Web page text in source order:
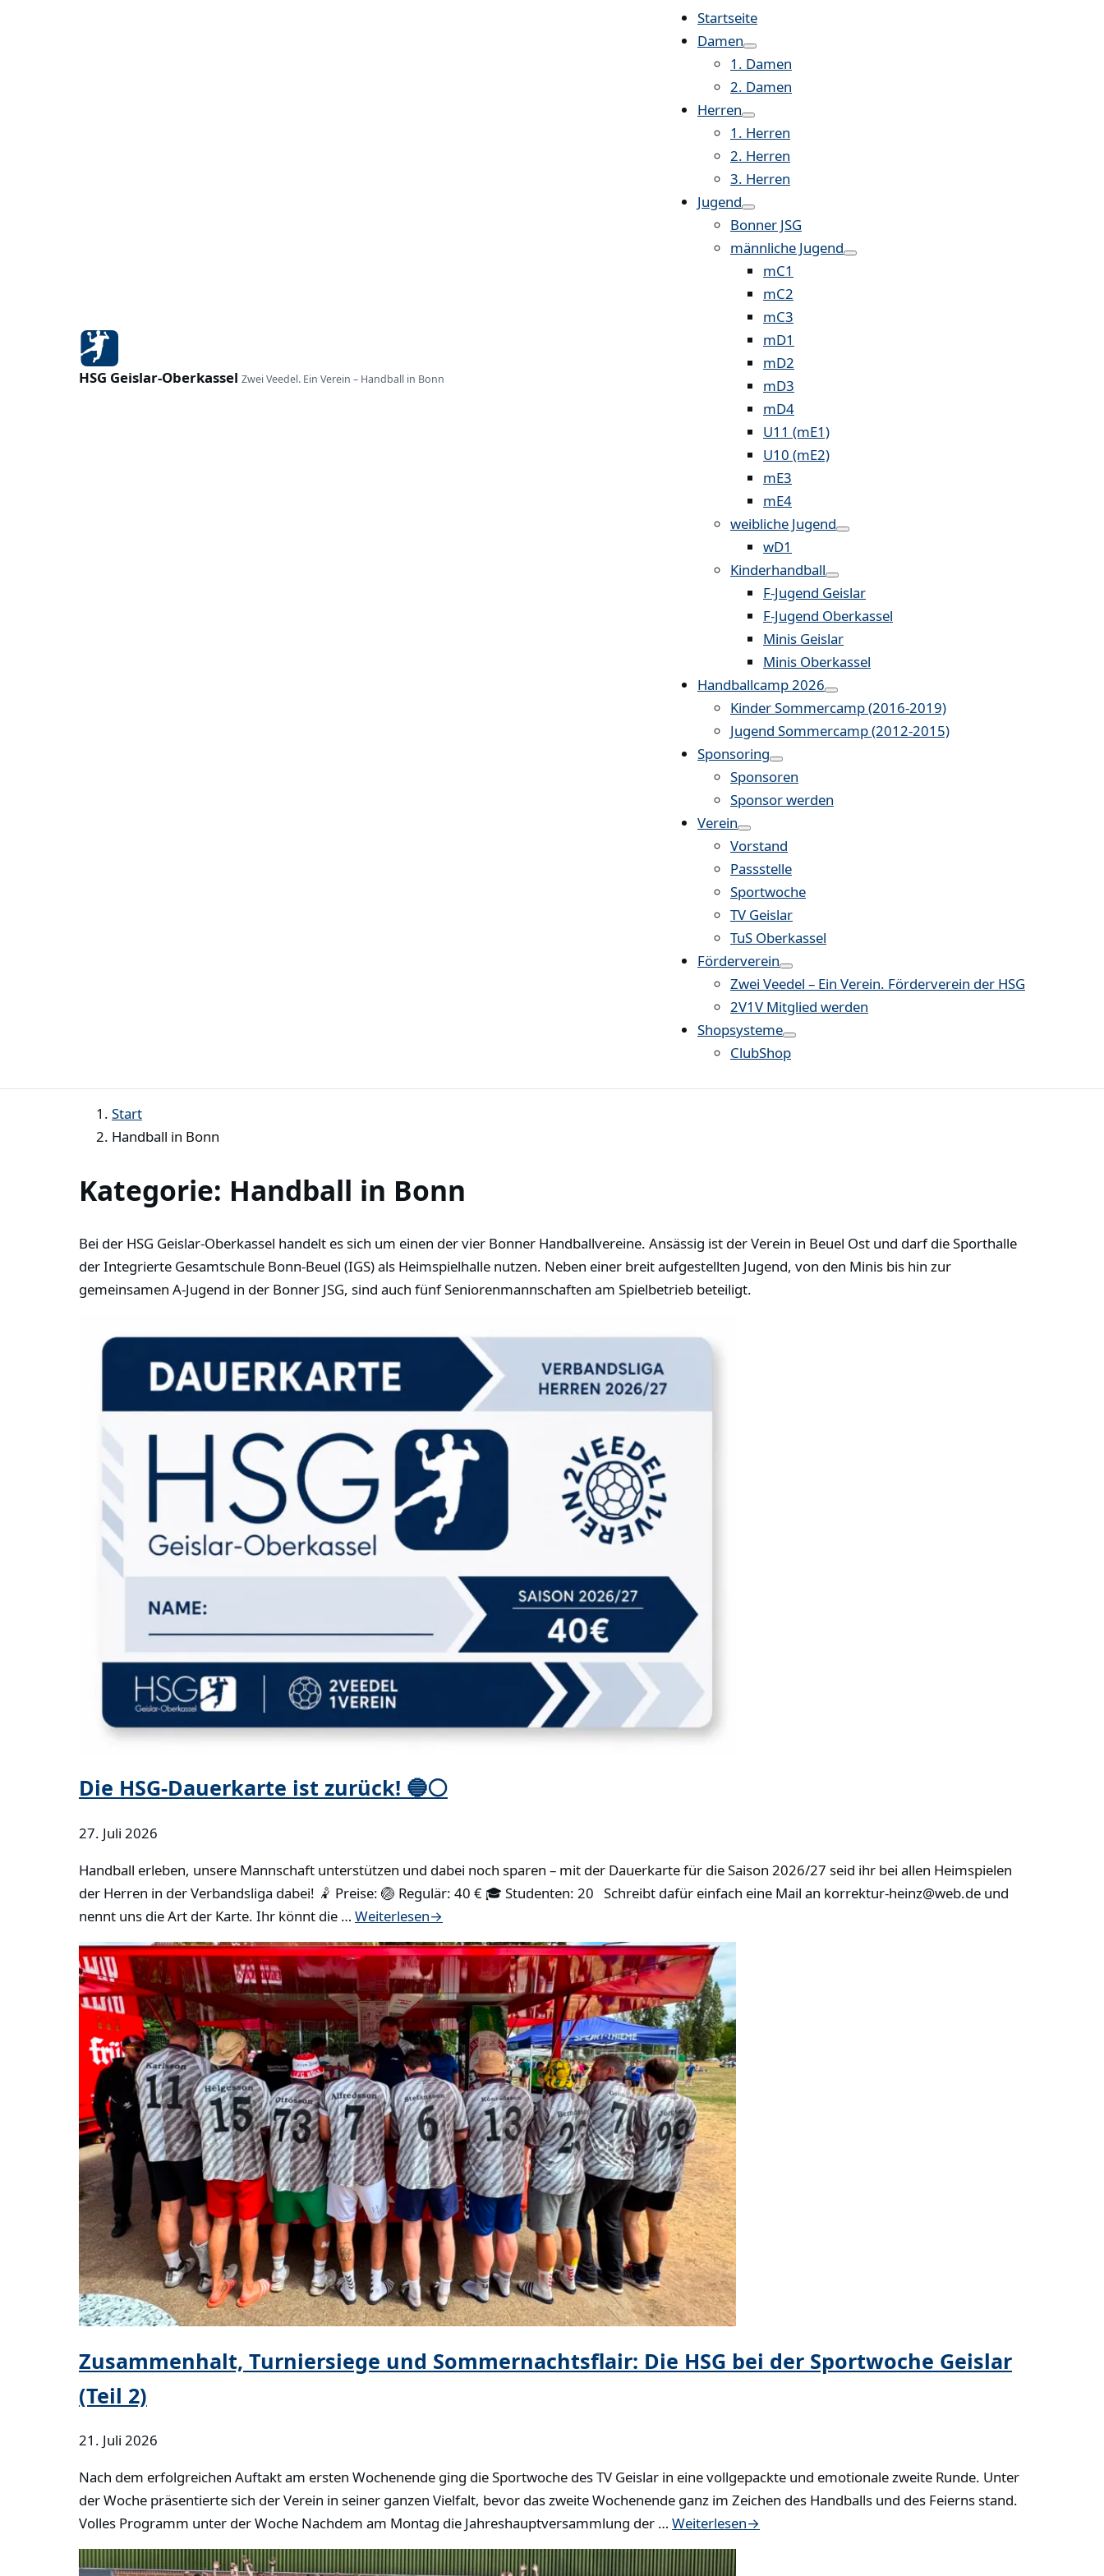
HSG Geislar-Oberkassel Zwei Veedel. Ein Verein – Handball in Bonn
Startseite
Damen
1. Damen
2. Damen
Herren
1. Herren
2. Herren
3. Herren
Jugend
Bonner JSG
männliche Jugend
mC1
mC2
mC3
mD1
mD2
mD3
mD4
U11 (mE1)
U10 (mE2)
mE3
mE4
weibliche Jugend
wD1
Kinderhandball
F-Jugend Geislar
F-Jugend Oberkassel
Minis Geislar
Minis Oberkassel
Handballcamp 2026
Kinder Sommercamp (2016-2019)
Jugend Sommercamp (2012-2015)
Sponsoring
Sponsoren
Sponsor werden
Verein
Vorstand
Passstelle
Sportwoche
TV Geislar
TuS Oberkassel
Förderverein
Zwei Veedel – Ein Verein. Förderverein der HSG
2V1V Mitglied werden
Shopsysteme
ClubShop
Start
Handball in Bonn
Kategorie: Handball in Bonn
Bei der HSG Geislar-Oberkassel handelt es sich um einen der vier Bonner Handballvereine. Ansässig ist der Verein in Beuel Ost und darf die Sporthalle
der Integrierte Gesamtschule Bonn-Beuel (IGS) als Heimspielhalle nutzen. Neben einer breit aufgestellten Jugend, von den Minis bis hin zur
gemeinsamen A-Jugend in der Bonner JSG, sind auch fünf Seniorenmannschaften am Spielbetrieb beteiligt.
Die HSG-Dauerkarte ist zurück! 🔵⚪
27. Juli 2026
Handball erleben, unsere Mannschaft unterstützen und dabei noch sparen – mit der Dauerkarte für die Saison 2026/27 seid ihr bei allen Heimspielen
der Herren in der Verbandsliga dabei! 🤾 Preise: 🏐 Regulär: 40 € 🎓 Studenten: 20 Schreibt dafür einfach eine Mail an korrektur-heinz@web.de und
nennt uns die Art der Karte. Ihr könnt die … Weiterlesen→
Zusammenhalt, Turniersiege und Sommernachtsflair: Die HSG bei der Sportwoche Geislar
(Teil 2)
21. Juli 2026
Nach dem erfolgreichen Auftakt am ersten Wochenende ging die Sportwoche des TV Geislar in eine vollgepackte und emotionale zweite Runde. Unter
der Woche präsentierte sich der Verein in seiner ganzen Vielfalt, bevor das zweite Wochenende ganz im Zeichen des Handballs und des Feierns stand.
Volles Programm unter der Woche Nachdem am Montag die Jahreshauptversammlung der … Weiterlesen→